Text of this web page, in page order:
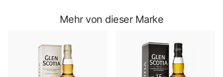
Mehr von dieser Marke